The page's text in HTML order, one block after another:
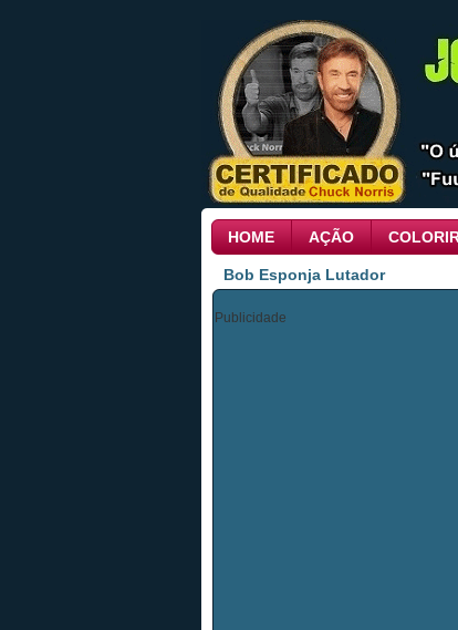
HOME AÇÃO
Bob Esponja Lutador
Publicidade